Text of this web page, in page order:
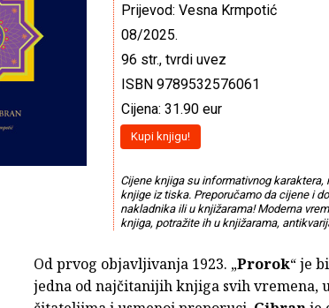
Prijevod: Vesna Krmpotić
08/2025.
96 str., tvrdi uvez
ISBN 9789532576061
Cijena: 31.90 eur
Kupi knjigu!
Cijene knjiga su informativnog karaktera,
knjige iz tiska. Preporučamo da cijene i
nakladnika ili u knjižarama! Moderna
knjiga, potražite ih u knjižarama,
Od prvog objavljivanja 1923. „Prorok“ je
jedna od najčitanijih knjiga svih vremena,